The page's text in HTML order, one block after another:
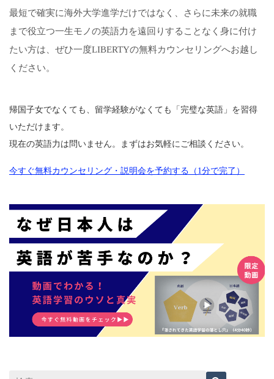
最短で確実に海外大学進学だけではなく、さらに未来の就職
まで役立つ一生モノの英語力を遠回りすることなく身に付け
たい方は、ぜひ一度LIBERTYの無料カウンセリングへお越し
ください。
帰国子女でなくても、留学経験がなくても「完璧な英語」を習得
いただけます。
現在の英語力は問いません。まずはお気軽にご相談ください。
今すぐ無料カウンセリング・説明会を予約する（1分で完了）